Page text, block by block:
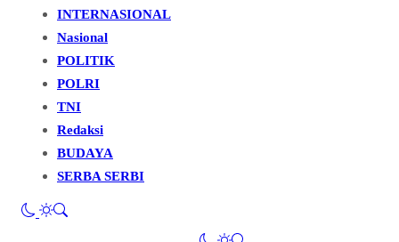
INTERNASIONAL
Nasional
POLITIK
POLRI
TNI
Redaksi
BUDAYA
SERBA SERBI